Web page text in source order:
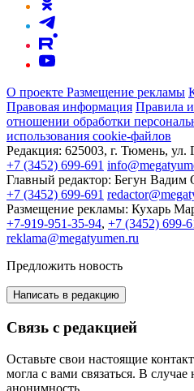
О проекте Размещение рекламы
Правовая информация Правила и
отношении обработки
использования cookie-файлов
Редакция: 625003, г. Тюмень, ул.
+7 (3452) 699-691
Главный редактор: Бегун Вадим
+7 (3452) 699-691
Размещение рекламы: Кухарь
+7-919-951-35-94, +7 (3452) 699-
reklama@megatyumen.ru
Предложить новость
Написать в редакцию
Связь с редакцией
Оставьте свои настоящие
могла с вами связаться. В
анонимность.